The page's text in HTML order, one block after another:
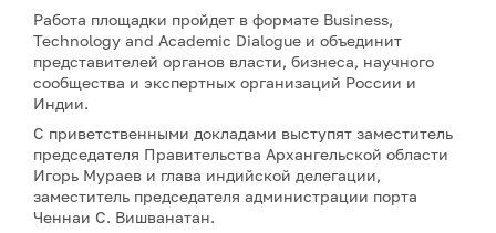
Работа площадки пройдет в формате Business,
Technology and Academic Dialogue и объединит
представителей органов власти, бизнеса, научного
сообщества и экспертных организаций России и
Индии.
С приветственными докладами выступят заместитель
председателя Правительства Архангельской области
Игорь Мураев и глава индийской делегации,
заместитель председателя администрации порта
Ченнаи С. Вишванатан.